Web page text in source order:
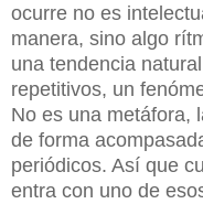
ocurre no es
manera, sino algo
una tendencia
repetitivos, un
No es una metáfora,
de forma
periódicos. Así que
entra con uno de